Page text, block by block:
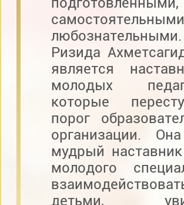
любознательными.
Ризида
является
молодых
которые
порог
организации.
мудрый
молодого
детьми,